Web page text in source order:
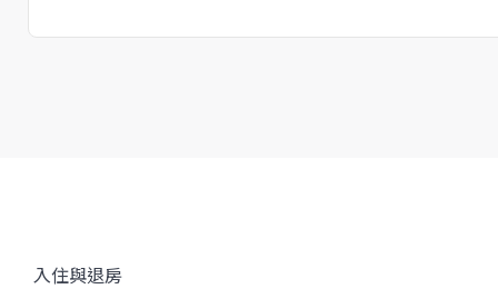
入住與退房